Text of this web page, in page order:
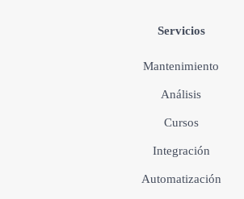
Servicios
Mantenimiento
Análisis
Cursos
Integración
Automatización